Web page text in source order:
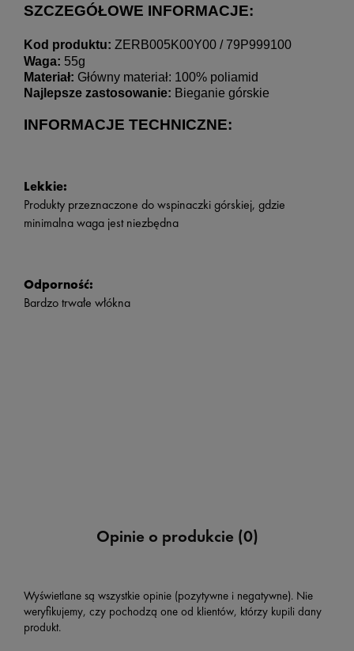
SZCZEGÓŁOWE INFORMACJE:
Kod produktu: ZERB005K00Y00 / 79P999100
Waga: 55g
Materiał: Główny materiał: 100% poliamid
Najlepsze zastosowanie: Bieganie górskie
INFORMACJE TECHNICZNE:
Lekkie:
Produkty przeznaczone do wspinaczki górskiej, gdzie
minimalna waga jest niezbędna
Odporność:
Bardzo trwałe włókna
Opinie o produkcie (0)
Wyświetlane są wszystkie opinie (pozytywne i negatywne). Nie
weryfikujemy, czy pochodzą one od klientów, którzy kupili dany
produkt.